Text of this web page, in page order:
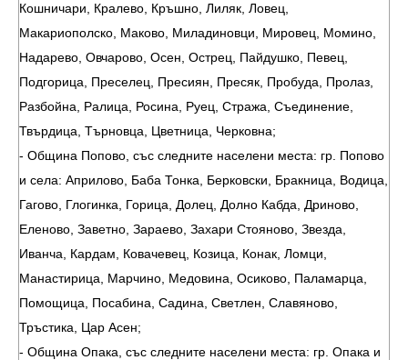
Кошничари, Кралево, Кръшно, Лиляк, Ловец,
Макариополско, Маково, Миладиновци, Мировец, Момино,
Надарево, Овчарово, Осен, Острец, Пайдушко, Певец,
Подгорица, Преселец, Пресиян, Пресяк, Пробуда, Пролаз,
Разбойна, Ралица, Росина, Руец, Стража, Съединение,
Твърдица, Търновца, Цветница, Черковна;
- Община Попово, със следните населени места: гр. Попово
и села: Априлово, Баба Тонка, Берковски, Бракница, Водица,
Гагово, Глогинка, Горица, Долец, Долно Кабда, Дриново,
Еленово, Заветно, Зараево, Захари Стояново, Звезда,
Иванча, Кардам, Ковачевец, Козица, Конак, Ломци,
Манастирица, Марчино, Медовина, Осиково, Паламарца,
Помощица, Посабина, Садина, Светлен, Славяново,
Тръстика, Цар Асен;
- Община Опака, със следните населени места: гр. Опака и